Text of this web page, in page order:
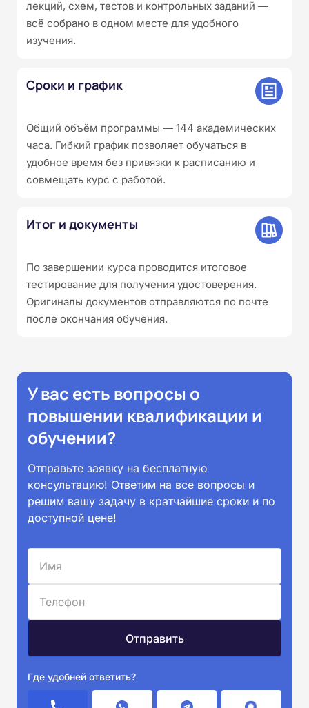
лекций, схем, тестов и контрольных заданий —
всё собрано в одном месте для удобного
изучения.
Сроки и график
Общий объём программы — 144 академических
часа. Гибкий график позволяет обучаться в
удобное время без привязки к расписанию и
совмещать курс с работой.
Итог и документы
По завершении курса проводится итоговое
тестирование для получения удостоверения.
Оригиналы документов отправляются по почте
после окончания обучения.
У вас есть вопросы о
повышении квалификации и
обучении?
Отправьте заявку на бесплатную
консультацию! Ответим на все вопросы и
решим вашу задачу в кратчайшие сроки и по
доступной цене!
Где удобней ответить?